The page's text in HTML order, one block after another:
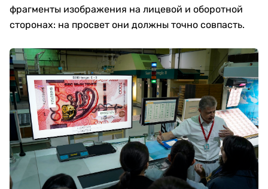
фрагменты изображения на лицевой и оборотной
сторонах: на просвет они должны точно совпасть.